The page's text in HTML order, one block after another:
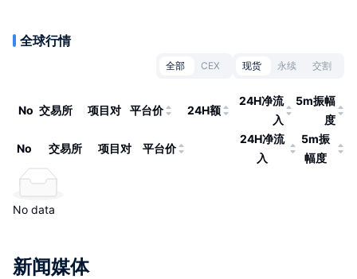
全球行情
全部 CEX 现货 永续 交割
No 交易所 项目对 平台价 24H额
24H净流
入
5m振幅
度
No 交易所 项目对 平台价
24H净流
入
5m振
幅度
No data
新闻媒体